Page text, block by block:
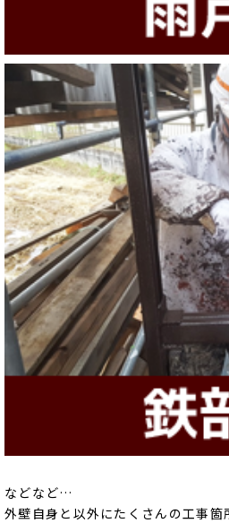
などなど…
外壁自身と以外にたくさんの工事箇